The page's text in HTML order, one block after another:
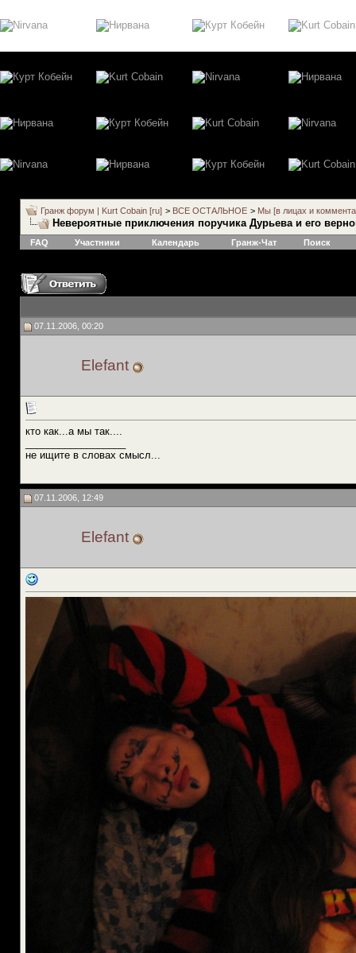
Гранж форум | Kurt Cobain [ru] > ВСЕ ОСТАЛЬНОЕ > Мы [в лицах и
Невероятные приключения поручика Дурьева и его
FAQ Участники Календарь Гранж-Чат Поиск
07.11.2006, 00:20
Elefant
кто как...а мы так....
не ищите в словах смысл...
07.11.2006, 12:49
Elefant